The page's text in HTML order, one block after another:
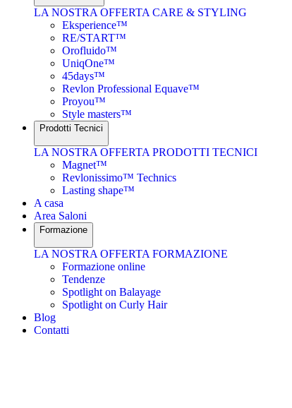
LA NOSTRA OFFERTA CARE & STYLING
Eksperience™
RE/START™
Orofluido™
UniqOne™
45days™
Revlon Professional Equave™
Proyou™
Style masters™
Prodotti Tecnici
LA NOSTRA OFFERTA PRODOTTI TECNICI
Magnet™
Revlonissimo™ Technics
Lasting shape™
A casa
Area Saloni
Formazione
LA NOSTRA OFFERTA FORMAZIONE
Formazione online
Tendenze
Spotlight on Balayage
Spotlight on Curly Hair
Blog
Contatti